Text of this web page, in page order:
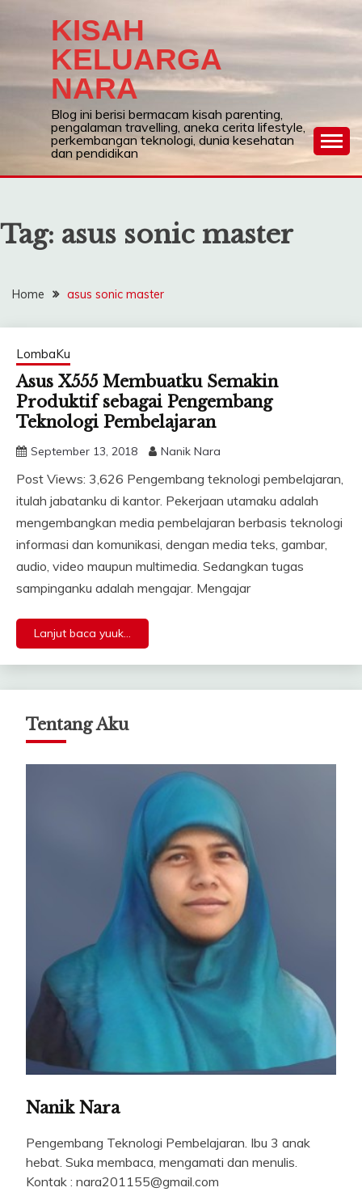
KISAH
KELUARGA
NARA
Blog ini berisi bermacam kisah parenting,
pengalaman travelling, aneka cerita lifestyle,
perkembangan teknologi, dunia kesehatan
dan pendidikan
Tag: asus sonic master
Home asus sonic master
LombaKu
Asus X555 Membuatku Semakin
Produktif sebagai Pengembang
Teknologi Pembelajaran
September 13, 2018 Nanik Nara
Post Views: 3,626 Pengembang teknologi pembelajaran,
itulah jabatanku di kantor. Pekerjaan utamaku adalah
mengembangkan media pembelajaran berbasis teknologi
informasi dan komunikasi, dengan media teks, gambar,
audio, video maupun multimedia. Sedangkan tugas
sampinganku adalah mengajar. Mengajar
Lanjut baca yuuk...
Tentang Aku
Nanik Nara
Pengembang Teknologi Pembelajaran. Ibu 3 anak
hebat. Suka membaca, mengamati dan menulis.
Kontak : nara201155@gmail.com